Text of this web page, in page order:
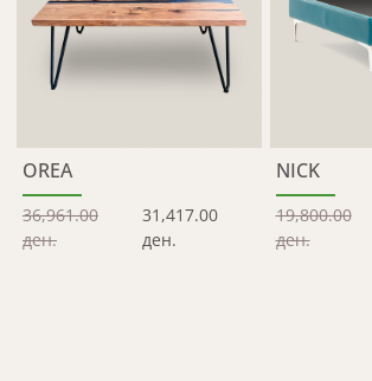
OREA
36,961.00
ден.
31,417.00
ден.
NICK
19,800.00
ден.